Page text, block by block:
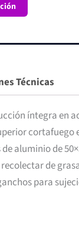
Técnicas
íntegra en
cortafuego
aluminio de
de
para